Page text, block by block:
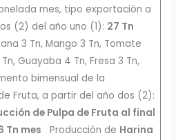
mes, tipo exportación a
(2) del año uno (1): 27 Tn
3 Tn, Mango 3 Tn, Tomate
Guayaba 4 Tn, Fresa 3 Tn,
bimensual de la
Fruta, a partir del año dos (2):
de Pulpa de Fruta al final
Tn mes Producción de Harina